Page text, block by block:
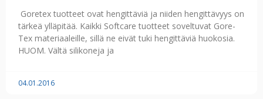
Goretex tuotteet ovat hengittäviä ja niiden hengittävyys on
tärkeä ylläpitää. Kaikki Softcare tuotteet soveltuvat Gore-
Tex materiaaleille, sillä ne eivät tuki hengittäviä huokosia.
HUOM. Vältä silikoneja ja
04.01.2016